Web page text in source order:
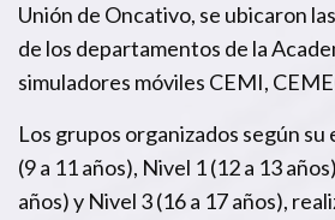
Unión de Oncativo, se ubicaron
de los departamentos de la
simuladores móviles CEMI,
Los grupos organizados según
(9 a 11 años), Nivel 1 (12 a 13
años) y Nivel 3 (16 a 17 años),